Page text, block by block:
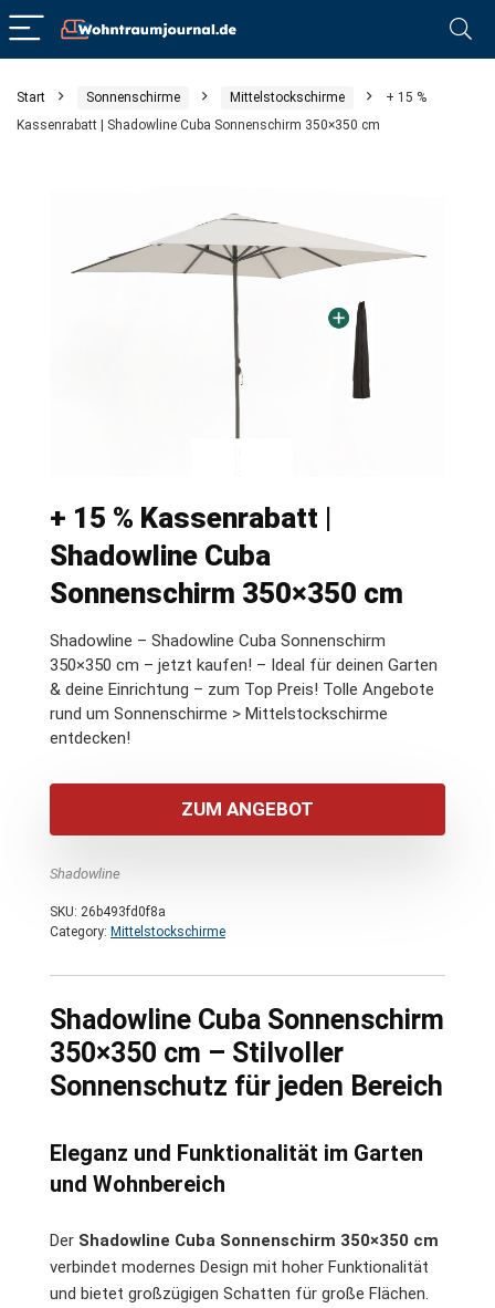
Start Sonnenschirme Mittelstockschirme
+ 15 %
Kassenrabatt | Shadowline Cuba Sonnenschirm 350×350 cm
+ 15 % Kassenrabatt |
Shadowline Cuba
Sonnenschirm 350×350 cm
Shadowline – Shadowline Cuba Sonnenschirm
350×350 cm – jetzt kaufen! – Ideal für deinen Garten
& deine Einrichtung – zum Top Preis! Tolle Angebote
rund um Sonnenschirme > Mittelstockschirme
entdecken!
ZUM ANGEBOT
Shadowline
SKU: 26b493fd0f8a
Category: Mittelstockschirme
Shadowline Cuba Sonnenschirm
350×350 cm – Stilvoller
Sonnenschutz für jeden Bereich
Eleganz und Funktionalität im Garten
und Wohnbereich
Der Shadowline Cuba Sonnenschirm 350×350 cm
verbindet modernes Design mit hoher Funktionalität
und bietet großzügigen Schatten für große Flächen.